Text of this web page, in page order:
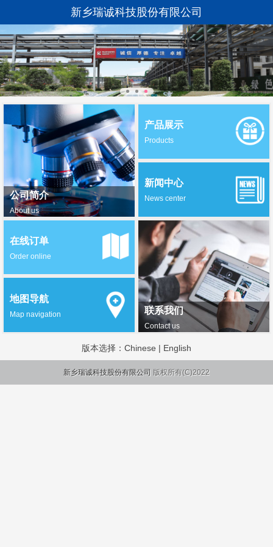
新乡瑞诚科技股份有限公司
公司简介
About us
产品展示
Products
新闻中心
News center
联系我们
Contact us
在线订单
Order online
地图导航
Map navigation
版本选择： Chinese | English
新乡瑞诚科技股份有限公司 版权所有(C)2022